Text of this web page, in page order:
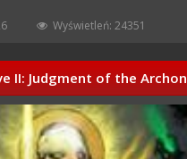
Wyświetleń: 24351
II: Judgment of the Archon